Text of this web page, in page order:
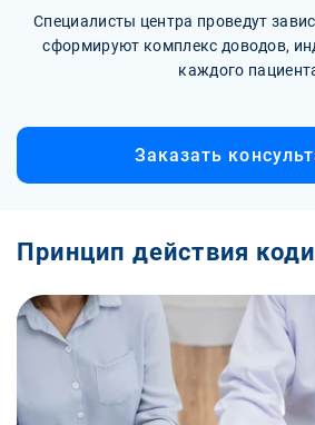
Специалисты центра проведут
сформируют комплекс доводов,
каждого
Заказать
Принцип действия